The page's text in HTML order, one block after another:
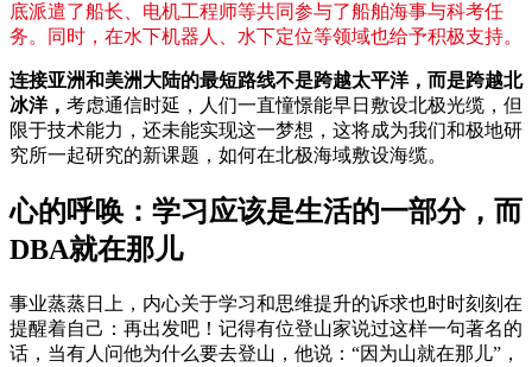
底派遣了船长、电机工程师等共同参与了船舶海事与科考任
务。同时，在水下机器人、水下定位等领域也给予积极支持。
连接亚洲和美洲大陆的最短路线不是跨越太平洋，而是跨越北
冰洋， 考虑通信时延，人们一直憧憬能早日敷设北极光缆，但
限于技术能力，还未能实现这一梦想，这将成为我们和极地研
究所一起研究的新课题，如何在北极海域敷设海缆。
心的呼唤：学习应该是生活的一部分，而
DBA就在那儿
事业蒸蒸日上，内心关于学习和思维提升的诉求也时时刻刻在
提醒着自己：再出发吧！记得有位登山家说过这样一句著名的
话，当有人问他为什么要去登山，他说：“因为山就在那儿”，